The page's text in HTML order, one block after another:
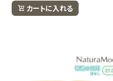
オリジナルブランド
カートに入れる